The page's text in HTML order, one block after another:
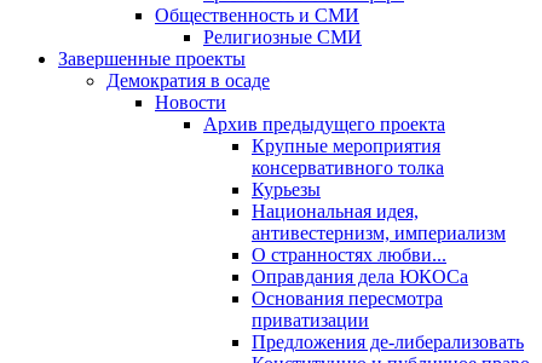
Общественность и СМИ
Религиозные СМИ
Завершенные проекты
Демократия в осаде
Новости
Архив предыдущего проекта
Крупные мероприятия
консервативного толка
Курьезы
Национальная идея,
антивестернизм, империализм
О странностях любви...
Оправдания дела ЮКОСа
Основания пересмотра
приватизации
Предложения де-либерализовать